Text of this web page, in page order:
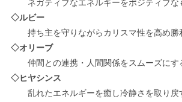
ネガティブなエネルギーをポジティブな
◇ルビー
持ち主を守りながらカリスマ性を高め勝
◇オリーブ
仲間との連携・人間関係をスムーズにす
◇ヒヤシンス
乱れたエネルギーを癒し冷静さを取り戻